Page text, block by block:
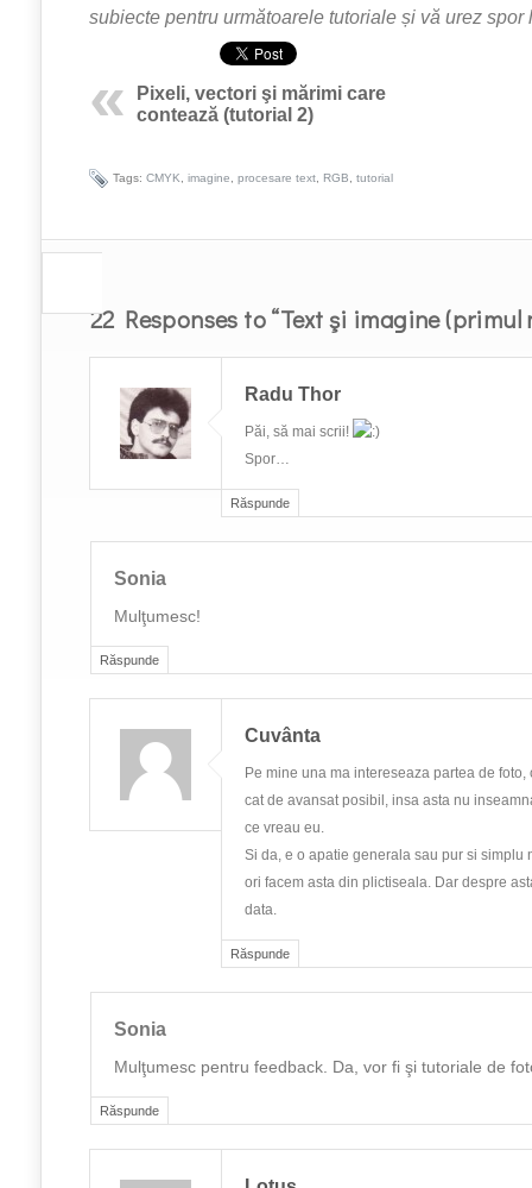
subiecte pentru următoarele tutoriale și vă urez spor
Pixeli, vectori şi mărimi care
contează (tutorial 2)
Tags: CMYK imagine procesare text RGB tutorial
22 Responses to “Text şi imagine (primul
Răspunde
Radu Thor
Păi, să mai scrii!
Spor…
Răspunde
Sonia
Mulţumesc!
Răspunde
Cuvânta
Pe mine una ma intereseaza partea de foto,
cat de avansat posibil, insa asta nu
ce vreau eu.
Si da, e o apatie generala sau pur si simplu
ori facem asta din plictiseala. Dar despre
data.
Răspunde
Sonia
Mulţumesc pentru feedback. Da, vor fi şi tutoriale de